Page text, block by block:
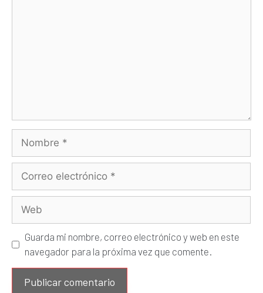
Guarda mi nombre, correo electrónico y web en este
navegador para la próxima vez que comente.